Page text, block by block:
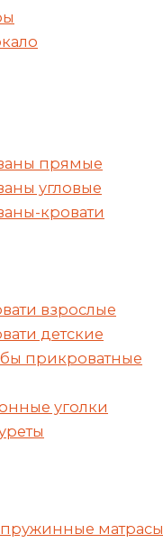
прямые
угловые
кровати
взрослые
детские
прикроватные
уголки
матрасы